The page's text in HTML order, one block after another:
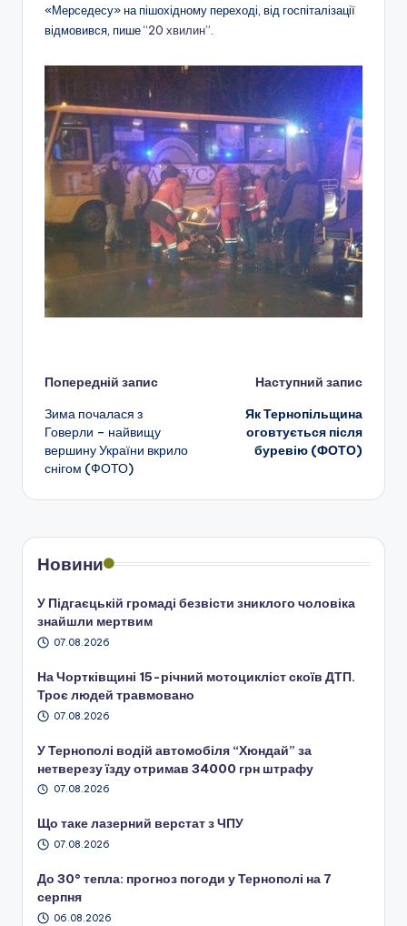
«Мерседесу» на пішохідному переході, від госпіталізації
відмовився, пише“20 хвилин”.
Навігація
по
запису
Попередній запис
Зима почалася з
Говерли – найвищу
вершину України вкрило
снігом (ФОТО)
Наступний запис
Як Тернопільщина
оговтується після
буревію (ФОТО)
Новини
У Підгаєцькій громаді безвісти зниклого чоловіка
знайшли мертвим
07.08.2026
На Чортківщині 15-річний мотоцикліст скоїв ДТП.
Троє людей травмовано
07.08.2026
У Тернополі водій автомобіля “Хюндай” за
нетверезу їзду отримав 34000 грн штрафу
07.08.2026
Що таке лазерний верстат з ЧПУ
07.08.2026
До 30° тепла: прогноз погоди у Тернополі на 7
серпня
06.08.2026